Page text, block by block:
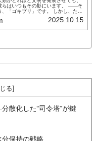
らはいつもその影にいます。 ——そ
、「ゴキブリ」です。 しかし、ただ
の「不快な害虫」と思ってはいけませ
。 彼らの身体構造・代謝・行動に
開してきました。 今回はそれらを総
2025.10.15
散化した“司令塔”が鍵
保持の戦略